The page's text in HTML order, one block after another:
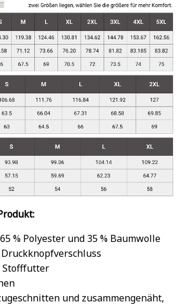
% Polyester und 35 % Baumwolle
Stofffutter
und zusammengenäht,